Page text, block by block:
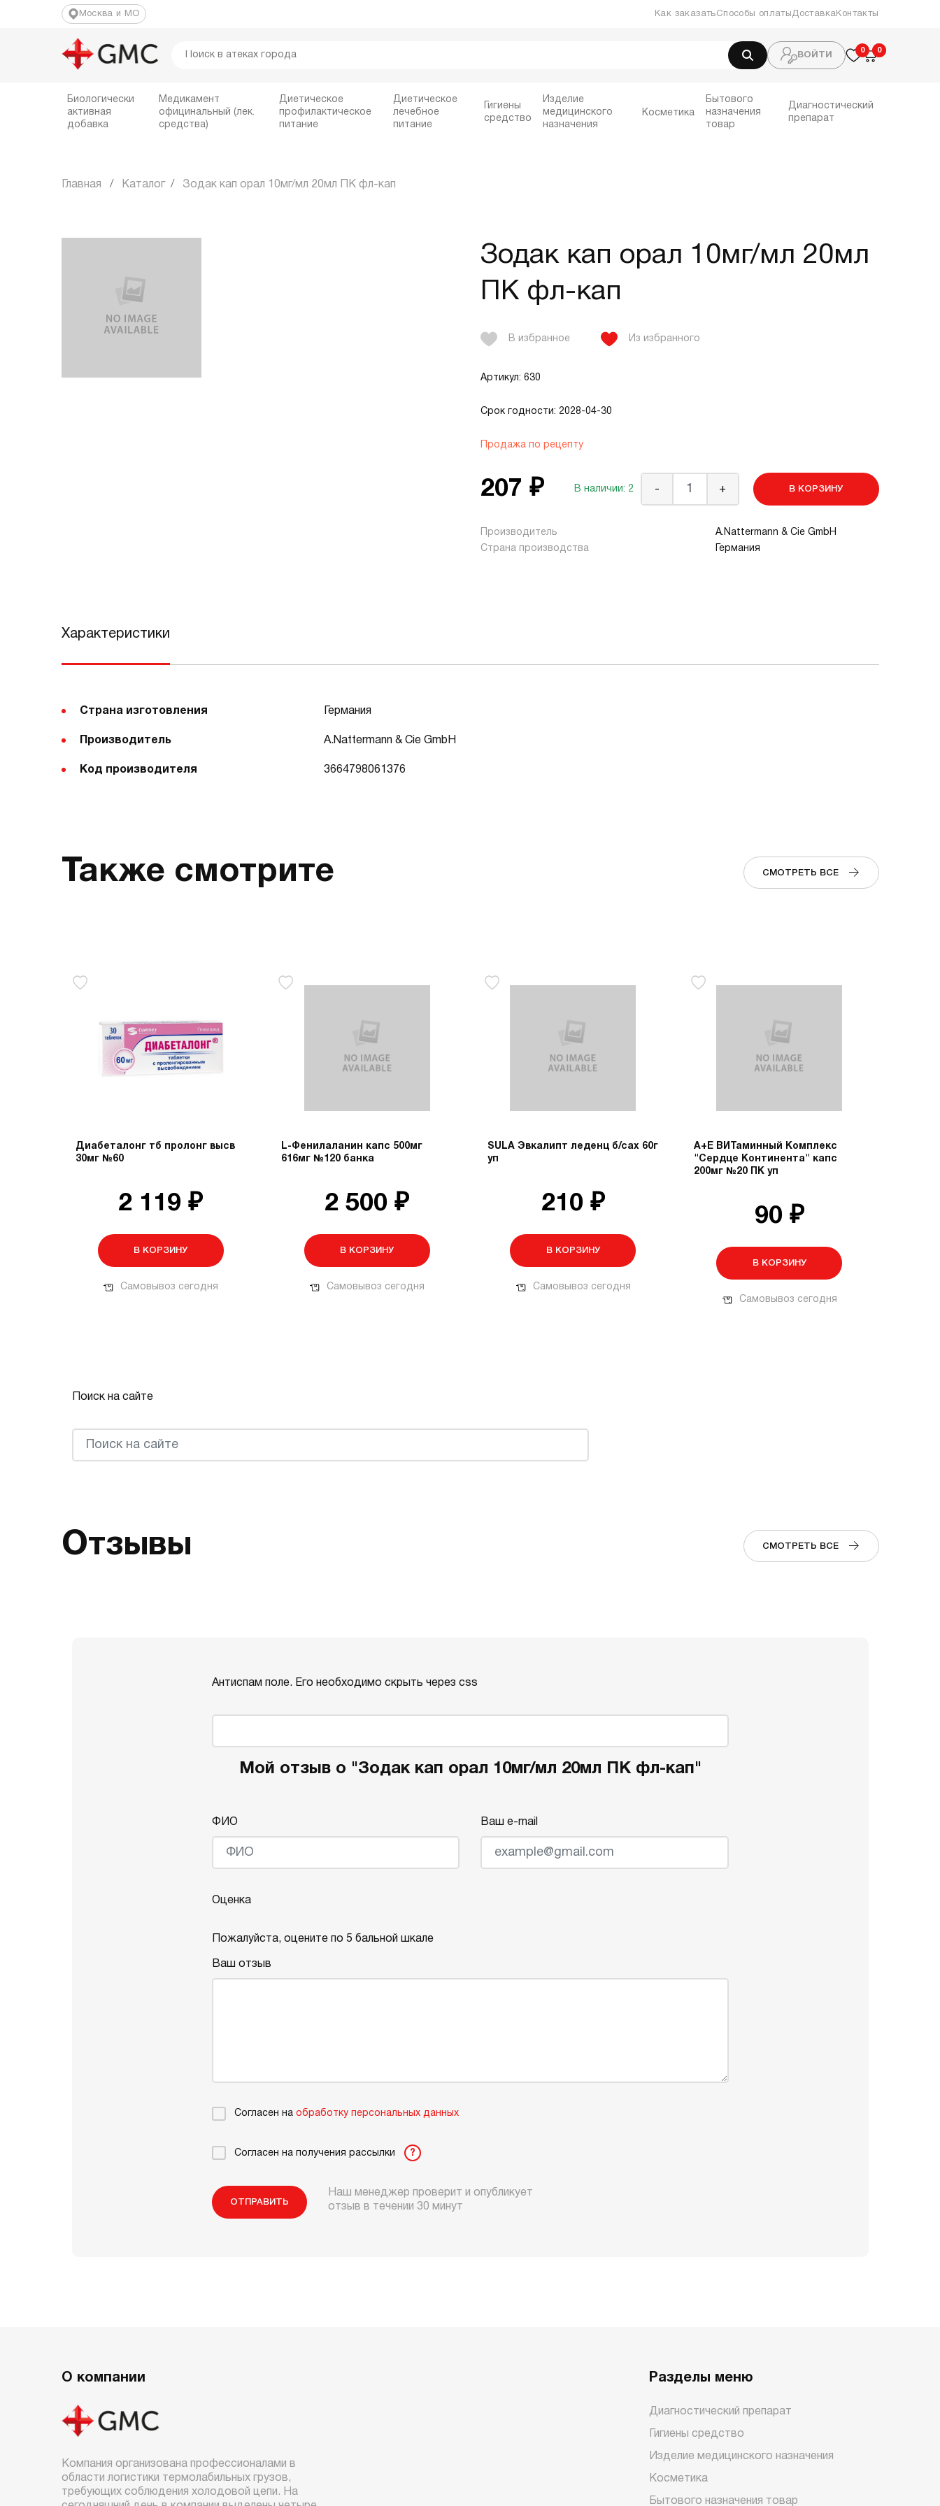
Москва и МО Как заказатьСпособы оплатыДоставкаКонтакты
ВОЙТИ
0 00
Биологически
активная
добавка
Медикамент
официнальный (лек.
средства)
Диетическое
профилактическое
питание
Диетическое
лечебное
питание
Гигиены
средство
Изделие
медицинского
назначения
Косметика
Бытового
назначения
товар
Диагностический
препарат
Главная Каталог Зодак кап орал 10мг/мл 20мл ПК фл-кап
Зодак кап орал 10мг/мл 20мл
ПК фл-кап
В избранное Из избранного
Артикул: 630
Срок годности: 2028-04-30
Продажа по рецепту
207 ₽ В наличии: 2 - + В КОРЗИНУ
Производитель
A.Nattermann & Cie GmbH
Страна производства
Германия
Характеристики
Страна изготовления Германия
Производитель A.Nattermann & Cie GmbH
Код производителя 3664798061376
Также смотрите СМОТРЕТЬ ВСЕ
Диабеталонг тб пролонг высв
30мг №60
2 119 ₽
В КОРЗИНУ
Самовывоз сегодня
L-Фенилаланин капс 500мг
616мг №120 банка
2 500 ₽
В КОРЗИНУ
Самовывоз сегодня
SULA Эвкалипт леденц б/сах 60г
уп
210 ₽
В КОРЗИНУ
Самовывоз сегодня
А+Е ВИТаминный Комплекс
"Сердце Континента" капс
200мг №20 ПК уп
90 ₽
В КОРЗИНУ
Самовывоз сегодня
Поиск на сайте
Отзывы СМОТРЕТЬ ВСЕ
Антиспам поле. Его необходимо скрыть через css
Мой отзыв о "Зодак кап орал 10мг/мл 20мл ПК фл-кап"
ФИО Ваш e-mail
Оценка
Пожалуйста, оцените по 5 бальной шкале
Ваш отзыв
Согласен на обработку персональных данных
Согласен на получения рассылки ?
ОТПРАВИТЬ
Наш менеджер проверит и опубликует
отзыв в течении 30 минут
О компании
Компания организована профессионалами в
области логистики термолабильных грузов,
требующих соблюдения холодовой цепи. На
Разделы меню
Диагностический препарат
Гигиены средство
Изделие медицинского назначения
Косметика
Бытового назначения товар